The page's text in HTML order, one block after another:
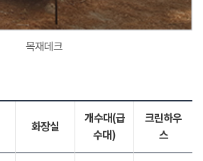
목재데크
화장실
개수대(급
수대)
크린하우
스